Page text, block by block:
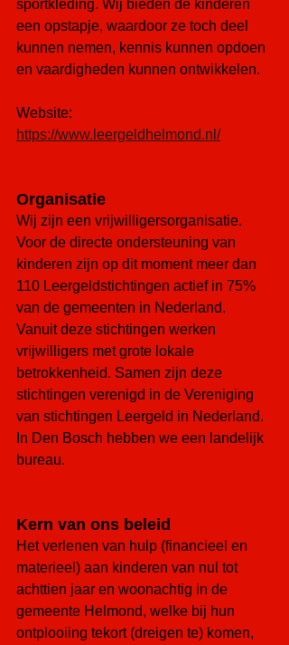
sportkleding. Wij bieden de kinderen
een opstapje, waardoor ze toch deel
kunnen nemen, kennis kunnen opdoen
en vaardigheden kunnen ontwikkelen.
Website:
https://www.leergeldhelmond.nl/
Organisatie
Wij zijn een vrijwilligersorganisatie.
Voor de directe ondersteuning van
kinderen zijn op dit moment meer dan
110 Leergeldstichtingen actief in 75%
van de gemeenten in Nederland.
Vanuit deze stichtingen werken
vrijwilligers met grote lokale
betrokkenheid. Samen zijn deze
stichtingen verenigd in de Vereniging
van stichtingen Leergeld in Nederland.
In Den Bosch hebben we een landelijk
bureau.
Kern van ons beleid
Het verlenen van hulp (financieel en
materieel) aan kinderen van nul tot
achttien jaar en woonachtig in de
gemeente Helmond, welke bij hun
ontplooiing tekort (dreigen te) komen,